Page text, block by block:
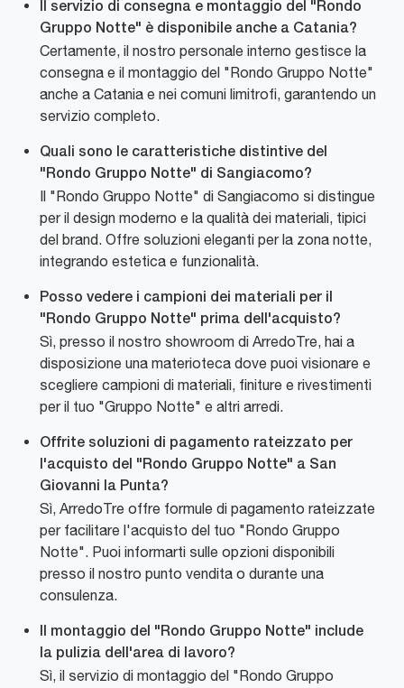
Il servizio di consegna e montaggio del "Rondo
Gruppo Notte" è disponibile anche a Catania?
Certamente, il nostro personale interno gestisce la
consegna e il montaggio del "Rondo Gruppo Notte"
anche a Catania e nei comuni limitrofi, garantendo un
servizio completo.
Quali sono le caratteristiche distintive del
"Rondo Gruppo Notte" di Sangiacomo?
Il "Rondo Gruppo Notte" di Sangiacomo si distingue
per il design moderno e la qualità dei materiali, tipici
del brand. Offre soluzioni eleganti per la zona notte,
integrando estetica e funzionalità.
Posso vedere i campioni dei materiali per il
"Rondo Gruppo Notte" prima dell'acquisto?
Sì, presso il nostro showroom di ArredoTre, hai a
disposizione una materioteca dove puoi visionare e
scegliere campioni di materiali, finiture e rivestimenti
per il tuo "Gruppo Notte" e altri arredi.
Offrite soluzioni di pagamento rateizzato per
l'acquisto del "Rondo Gruppo Notte" a San
Giovanni la Punta?
Sì, ArredoTre offre formule di pagamento rateizzate
per facilitare l'acquisto del tuo "Rondo Gruppo
Notte". Puoi informarti sulle opzioni disponibili
presso il nostro punto vendita o durante una
consulenza.
Il montaggio del "Rondo Gruppo Notte" include
la pulizia dell'area di lavoro?
Sì, il servizio di montaggio del "Rondo Gruppo